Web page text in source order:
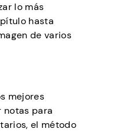
lo más
hasta
de varios
mejores
notas para
el método